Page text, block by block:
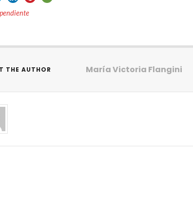
THE AUTHOR María Victoria Flangini